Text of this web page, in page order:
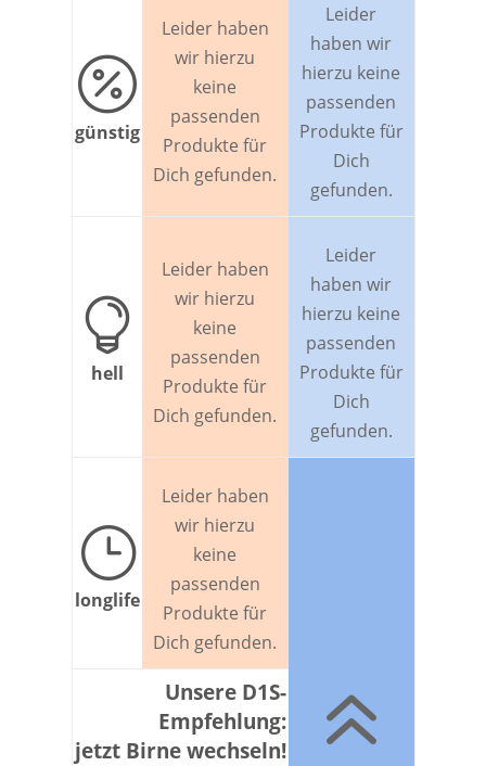

günstig
Leider haben
wir hierzu
keine
passenden
Produkte für
Dich gefunden.
Leider
haben wir
hierzu keine
passenden
Produkte für
Dich
gefunden.

hell
Leider haben
wir hierzu
keine
passenden
Produkte für
Dich gefunden.
Leider
haben wir
hierzu keine
passenden
Produkte für
Dich
gefunden.
}
longlife
Leider haben
wir hierzu
keine
passenden
Produkte für
Dich gefunden.
Unsere D1S-
Empfehlung:
jetzt Birne wechseln!
6